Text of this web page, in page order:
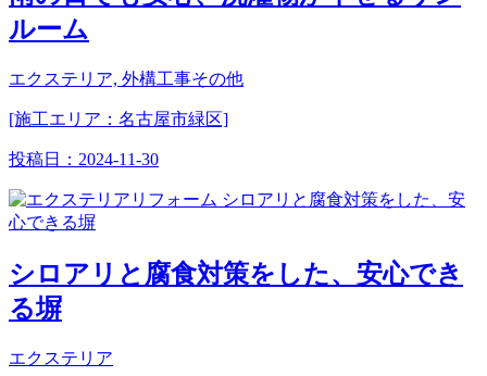
ルーム
エクステリア, 外構工事その他
[施工エリア：名古屋市緑区]
投稿日： 2024-11-30
シロアリと腐食対策をした、安心でき
る塀
エクステリア